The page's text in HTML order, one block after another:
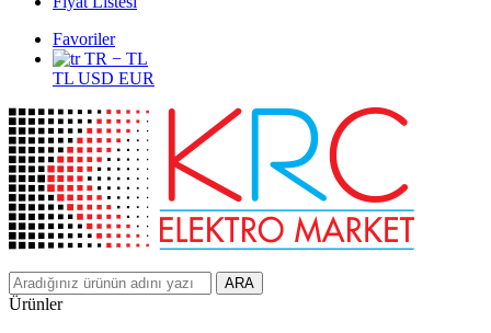
Favoriler
TR − TL
TL USD EUR
ARA
Ürünler